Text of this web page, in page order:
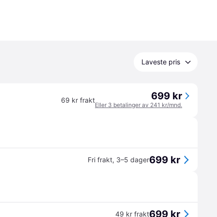
Laveste pris
69 kr frakt 699 kr
Eller 3 betalinger av 241 kr/mnd.
Fri frakt, 3–5 dager699 kr
49 kr frakt699 kr